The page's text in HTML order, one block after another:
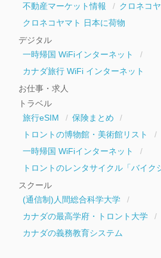
不動産マーケット情報
クロネコ
クロネコヤマト 日本に荷物
デジタル
一時帰国 WiFiインターネット
カナダ旅行 WiFi インターネット
お仕事・求人
トラベル
旅行eSIM
保険まとめ
トロントの博物館・美術館リスト
一時帰国 WiFiインターネット
トロントのレンタサイクル「バイク
スクール
(通信制)人間総合科学大学
カナダの最高学府・トロント大学
カナダの義務教育システム